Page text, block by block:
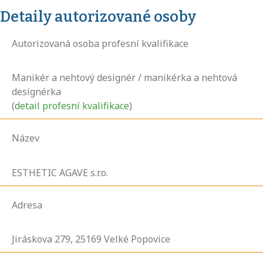
Detaily autorizované osoby
Autorizovaná osoba profesní kvalifikace
Manikér a nehtový designér / manikérka a nehtová
designérka
(detail profesní kvalifikace)
Název
ESTHETIC AGAVE s.r.o.
Adresa
Jiráskova 279, 25169 Velké Popovice